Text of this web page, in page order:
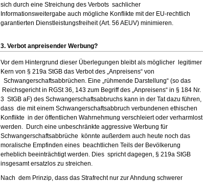
sich durch eine Streichung des Verbots sachlicher
Informationsweitergabe auch mögliche Konflikte mit der EU-rechtlich
garantierten Dienstleistungsfreiheit (Art. 56 AEUV) minimieren.
3. Verbot anpreisender Werbung?
Vor dem Hintergrund dieser Überlegungen bleibt als möglicher legitimer
Kern von § 219a StGB das Verbot des „Anpreisens“ von
Schwangerschaftsabbrüchen. Eine „rühmende Darstellung“ (so das
Reichsgericht in RGSt 36, 143 zum Begriff des „Anpreisens“ in § 184 Nr.
3 StGB aF) des Schwangerschaftsabbruchs kann in der Tat dazu führen,
dass die mit einem Schwangerschaftsabbruch verbundenen ethischen
Konflikte in der öffentlichen Wahrnehmung verschleiert oder verharmlost
werden. Durch eine unbeschränkte aggressive Werbung für
Schwangerschaftsabbrüche könnte außerdem auch heute noch das
moralische Empfinden eines beachtlichen Teils der Bevölkerung
erheblich beeinträchtigt werden. Dies spricht dagegen, § 219a StGB
insgesamt ersatzlos zu streichen.
Nach dem Prinzip, dass das Strafrecht nur zur Ahndung schwerer